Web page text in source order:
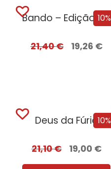
10%
Bando – Edição com EDGES
21,40€ 19,26 €
10%
Deus da Fúria
21,10€ 19,00 €